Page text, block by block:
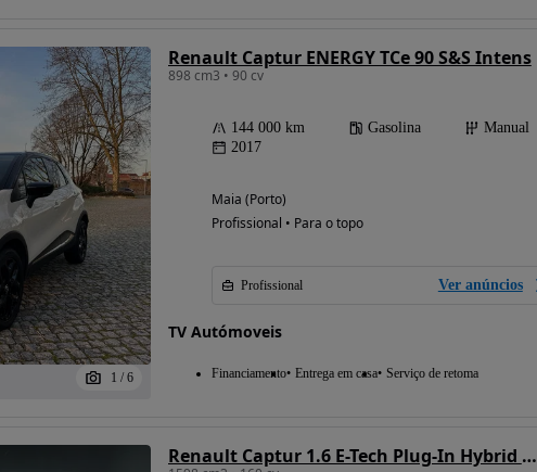
financiamento
1 / 6
Renault Captur ENERGY TCe 90 S&S Intens
898 cm3 • 90 cv
144 000 km Gasolina
Manual
2017
Maia (Porto)
Profissional • Para o topo
Profissional Ver anúncios
TV Autómoveis
Financiamento Entrega em casa Serviço de retoma
Renault Captur 1.6 E-Tech Plug-In Hybrid Engineered